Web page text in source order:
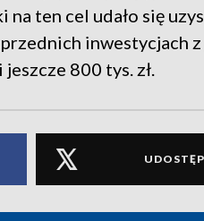
ten cel udało się
inwestycjach
800 tys. zł.